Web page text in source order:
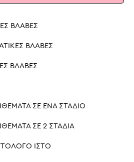
ΒΛΑΒΕΣ
ΒΛΑΒΕΣ
ΒΛΑΒΕΣ
ΣΕ ΈΝΑ ΣΤΑΔΙΟ
ΣΕ 2 ΣΤΑΔΙΑ
ΙΣΤΟ